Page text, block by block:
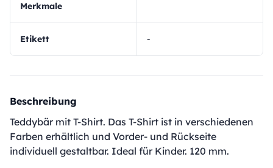
Merkmale
Etikett -
Beschreibung
Teddybär mit T-Shirt. Das T-Shirt ist in verschiedenen
Farben erhältlich und Vorder- und Rückseite
individuell gestaltbar. Ideal für Kinder. 120 mm.